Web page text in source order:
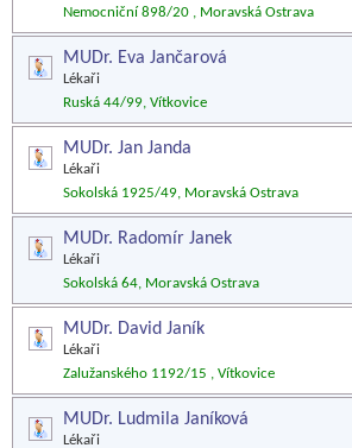
Nemocniční 898/20 , Moravská Ostrava
MUDr. Eva Jančarová
Lékaři
Ruská 44/99, Vítkovice
MUDr. Jan Janda
Lékaři
Sokolská 1925/49, Moravská Ostrava
MUDr. Radomír Janek
Lékaři
Sokolská 64, Moravská Ostrava
MUDr. David Janík
Lékaři
Zalužanského 1192/15 , Vítkovice
MUDr. Ludmila Janíková
Lékaři